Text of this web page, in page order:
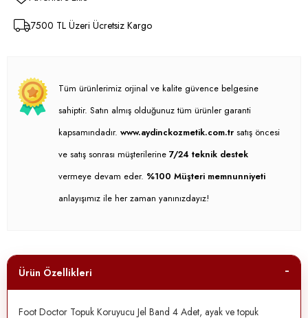
7500 TL Üzeri Ücretsiz Kargo
Tüm ürünlerimiz orjinal ve kalite güvence belgesine
sahiptir. Satın almış olduğunuz tüm ürünler garanti
kapsamındadır. www.aydinckozmetik.com.tr satış öncesi
ve satış sonrası müşterilerine 7/24 teknik destek
vermeye devam eder. %100 Müşteri memnunniyeti
anlayışımız ile her zaman yanınızdayız!
Ürün Özellikleri
Foot Doctor Topuk Koruyucu Jel Band 4 Adet, ayak ve topuk